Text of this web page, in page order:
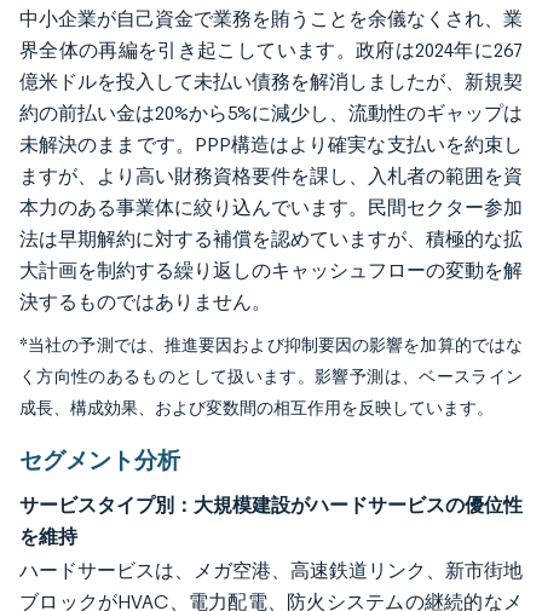
中小企業が自己資金で業務を賄うことを余儀なくされ、業
界全体の再編を引き起こしています。政府は2024年に267
億米ドルを投入して未払い債務を解消しましたが、新規契
約の前払い金は20%から5%に減少し、流動性のギャップは
未解決のままです。PPP構造はより確実な支払いを約束し
ますが、より高い財務資格要件を課し、入札者の範囲を資
本力のある事業体に絞り込んでいます。民間セクター参加
法は早期解約に対する補償を認めていますが、積極的な拡
大計画を制約する繰り返しのキャッシュフローの変動を解
決するものではありません。
*当社の予測では、推進要因および抑制要因の影響を加算的ではな
く方向性のあるものとして扱います。影響予測は、ベースライン
成長、構成効果、および変数間の相互作用を反映しています。
セグメント分析
サービスタイプ別：大規模建設がハードサービスの優位性
を維持
ハードサービスは、メガ空港、高速鉄道リンク、新市街地
ブロックがHVAC、電力配電、防火システムの継続的なメ